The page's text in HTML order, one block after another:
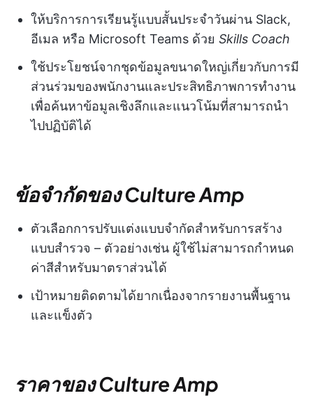
ให้บริการการเรียนรู้แบบสั้นประจำวันผ่าน Slack,
อีเมล หรือ Microsoft Teams ด้วย Skills Coach
ใช้ประโยชน์จากชุดข้อมูลขนาดใหญ่เกี่ยวกับการมี
ส่วนร่วมของพนักงานและประสิทธิภาพการทำงาน
เพื่อค้นหาข้อมูลเชิงลึกและแนวโน้มที่สามารถนำ
ไปปฏิบัติได้
ข้อจำกัดของ Culture Amp
ตัวเลือกการปรับแต่งแบบจำกัดสำหรับการสร้าง
แบบสำรวจ – ตัวอย่างเช่น ผู้ใช้ไม่สามารถกำหนด
ค่าสีสำหรับมาตราส่วนได้
เป้าหมายติดตามได้ยากเนื่องจากรายงานพื้นฐาน
และแข็งตัว
ราคาของ Culture Amp